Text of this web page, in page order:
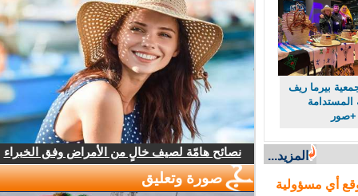
بيرما ريف
المزيد...
أي مسؤولية
نصائح هامّة لصيف خالٍ من الأمراض وفق الخبراء
صورة وتعليق